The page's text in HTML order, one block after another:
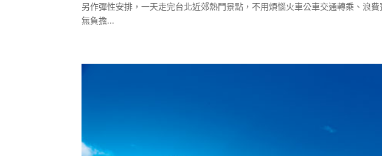
另作彈性安排，一天走完台北近郊熱門景點，不用煩惱火車公車交通轉乘、浪
無負擔...